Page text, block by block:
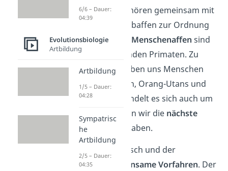
Wir Menschen gehören gemeinsam mit
den Affen und Halbaffen zur Ordnung
der Primaten. Die Menschenaffen sind
die größten, lebenden Primaten. Zu
ihnen gehören neben uns Menschen
auchSchimpansen, Orang-Utans und
Gorillas. Dabei handelt es sich auch um
die Arten, zu denen wir die nächste
Verwandtschaft
haben.
Der Mensch und der
haben gemeinsame Vorfahren. Der
6/6 – Dauer:
04:39
Evolutionsbiologie
Artbildung
Artbildung
1/5 – Dauer:
04:28
Sympatrisc
he
Artbildung
2/5 – Dauer:
04:35